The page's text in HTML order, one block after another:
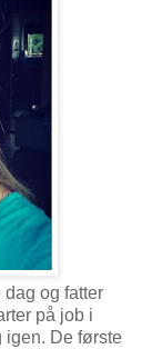
og fatter
på job i
igen. De første